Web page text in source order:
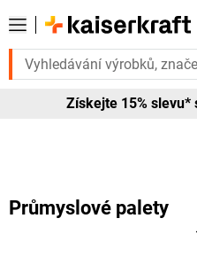
Vybrané bestsellery
Získejte 15% slevu*
Průmyslové palety